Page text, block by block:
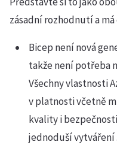
zásadní rozhodnutí a
Bicep není nová
takže není potřeba
Všechny vlastnosti
v platnosti včetně
kvality i
jednoduší vytváření